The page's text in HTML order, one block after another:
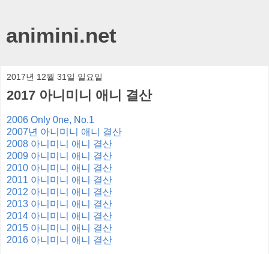
animini.net
2017년 12월 31일 일요일
2017 아니미니 애니 결산
2006 Only 0ne, No.1
2007년 아니미니 애니 결산
2008 아니미니 애니 결산
2009 아니미니 애니 결산
2010 아니미니 애니 결산
2011 아니미니 애니 결산
2012 아니미니 애니 결산
2013 아니미니 애니 결산
2014 아니미니 애니 결산
2015 아니미니 애니 결산
2016 아니미니 애니 결산